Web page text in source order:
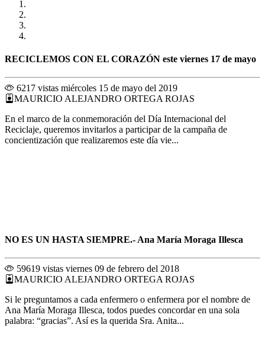
RECICLEMOS CON EL CORAZÓN este viernes 17 de mayo
6217 vistas miércoles 15 de mayo del 2019
MAURICIO ALEJANDRO ORTEGA ROJAS
En el marco de la conmemoración del Día Internacional del
Reciclaje, queremos invitarlos a participar de la campaña de
concientización que realizaremos este día vie...
NO ES UN HASTA SIEMPRE.- Ana María Moraga Illesca
59619 vistas viernes 09 de febrero del 2018
MAURICIO ALEJANDRO ORTEGA ROJAS
Si le preguntamos a cada enfermero o enfermera por el nombre de
Ana María Moraga Illesca, todos puedes concordar en una sola
palabra: “gracias”. Así es la querida Sra. Anita...